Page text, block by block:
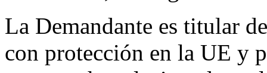
La Demandante es titular
con protección en la UE y